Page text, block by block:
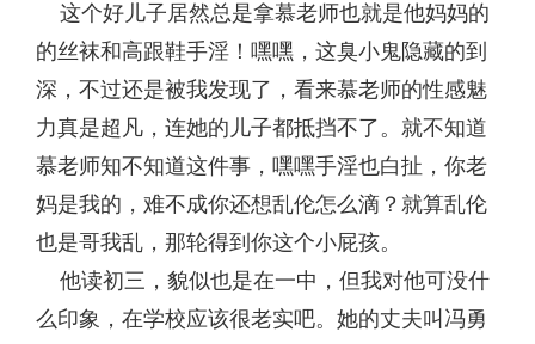
这个好儿子居然总是拿慕老师也就是他妈妈的
的丝袜和高跟鞋手淫！嘿嘿，这臭小鬼隐藏的到
深，不过还是被我发现了，看来慕老师的性感魅
力真是超凡，连她的儿子都抵挡不了。就不知道
慕老师知不知道这件事，嘿嘿手淫也白扯，你老
妈是我的，难不成你还想乱伦怎么滴？就算乱伦
也是哥我乱，那轮得到你这个小屁孩。
他读初三，貌似也是在一中，但我对他可没什
么印象，在学校应该很老实吧。她的丈夫叫冯勇